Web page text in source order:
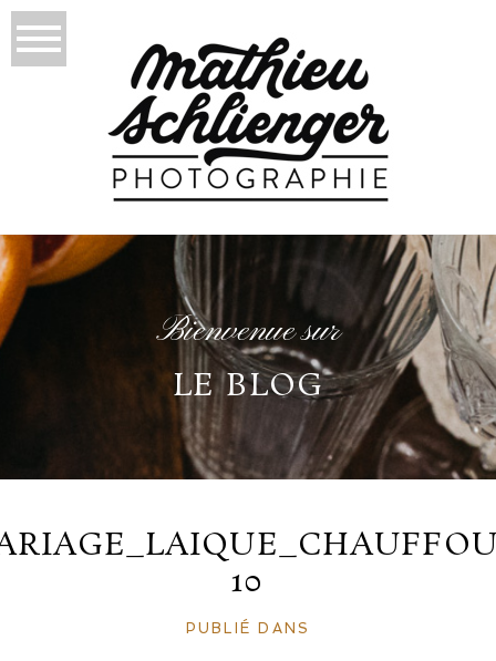
Bienvenue sur
LE BLOG
10
PUBLIÉ DANS